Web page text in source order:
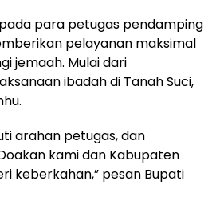
para petugas pendamping
pelayanan maksimal
jemaah. Mulai dari
ibadah di Tanah Suci,
arahan petugas, dan
kami dan Kabupaten
keberkahan,” pesan Bupati